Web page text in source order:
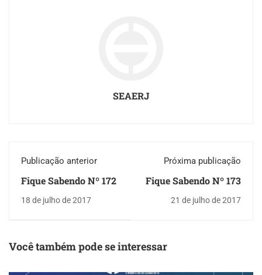
SEAERJ
Publicação anterior
Fique Sabendo Nº 172
18 de julho de 2017
Próxima publicação
Fique Sabendo Nº 173
21 de julho de 2017
Você também pode se interessar